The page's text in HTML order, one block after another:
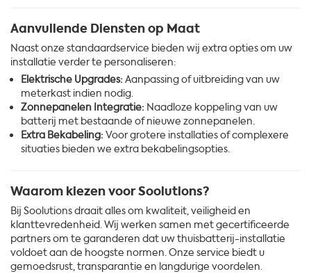
Aanvullende Diensten op Maat
Naast onze standaardservice bieden wij extra opties om uw
installatie verder te personaliseren:
Elektrische Upgrades: Aanpassing of uitbreiding van uw
meterkast indien nodig.
Zonnepanelen Integratie: Naadloze koppeling van uw
batterij met bestaande of nieuwe zonnepanelen.
Extra Bekabeling: Voor grotere installaties of complexere
situaties bieden we extra bekabelingsopties.
Waarom kiezen voor Soolutions?
Bij Soolutions draait alles om kwaliteit, veiligheid en
klanttevredenheid. Wij werken samen met gecertificeerde
partners om te garanderen dat uw thuisbatterij-installatie
voldoet aan de hoogste normen. Onze service biedt u
gemoedsrust, transparantie en langdurige voordelen.